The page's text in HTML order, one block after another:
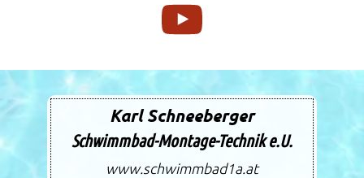
Karl Schneeberger
Schwimmbad-Montage-Technik e.U.
www.schwimmbad1a.at